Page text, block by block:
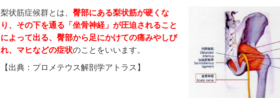
梨状筋症候群とは、 臀部にある梨状筋が硬くな
り、その下を通る「坐骨神経」が圧迫されること
によって出る、臀部から足にかけての痛みやしび
れ、マヒなどの症状のことをいいます。
【出典：プロメテウス解剖学アトラス】